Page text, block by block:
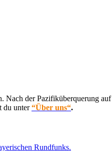
der Pazifiküberquerung
du unter“Über uns“.